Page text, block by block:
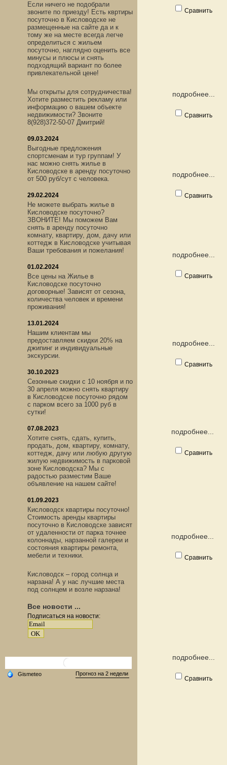
Сравнить
подробнее...
Сравнить
подробнее...
Сравнить
подробнее...
Сравнить
подробнее...
Сравнить
подробнее...
Сравнить
подробнее...
Сравнить
подробнее...
Сравнить
Если ничего не подобрали
звоните по приезду! Есть квртиры
посуточно в Кисловодске не
размещенные на сайте да и к
тому же на месте всегда легче
определиться с жильем
посуточно, наглядно оценить все
минусы и плюсы и снять
подходящий вариант по более
привлекательной цене!
Мы открыты для сотрудничества!
Хотите разместить рекламу или
информацию о вашем объекте
недвижимости? Звоните
8(928)372-50-07 Дмитрий!
09.03.2024
Выгодные предложения
спортсменам и тур группам! У
нас можно снять жилье в
Кисловодске в аренду посуточно
от 500 руб/сут с человека.
29.02.2024
Не можете выбрать жилье в
Кисловодске посуточно?
ЗВОНИТЕ! Мы поможем Вам
снять в аренду посуточно
комнату, квартиру, дом, дачу или
коттедж в Кисловодске учитывая
Ваши требования и пожелания!
01.02.2024
Все цены на Жилье в
Кисловодске посуточно
договорные! Зависят от сезона,
количества человек и времени
проживания!
13.01.2024
Нашим клиентам мы
предоставляем скидки 20% на
джипинг и индивидуальные
экскурсии.
30.10.2023
Сезонные скидки с 10 ноября и по
30 апреля можно снять квартиру
в Кисловодске посуточно рядом
с парком всего за 1000 руб в
сутки!
07.08.2023
Хотите снять, сдать, купить,
продать, дом, квартиру, комнату,
коттедж, дачу или любую другую
жилую недвижимость в парковой
зоне Кисловодска? Мы с
радостью разместим Ваше
объявление на нашем сайте!
01.09.2023
Кисловодск квартиры посуточно!
Стоимость аренды квартиры
посуточно в Кисловодске зависят
от удаленности от парка точнее
колоннады, нарзанной галереи и
состояния квартиры ремонта,
мебели и техники.
Кисловодск – город солнца и
нарзана! А у нас лучшие места
под солнцем и возле нарзана!
Все новости ...
Подписаться на новости: